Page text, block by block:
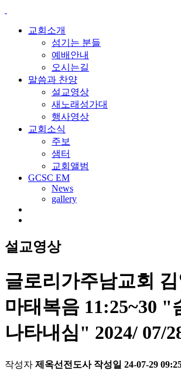
교회소개
섬기는 분들
예배안내
오시는길
말씀과 찬양
설교영상
새노래성가대
행사영상
교회소식
주보
샘터
교회앨범
GCSC EM
News
gallery
설교영상
글로리가주남교회
마태복음 11:25~30 "
나타내심" 2024/ 07/
작성자 제옥선전도사 작성일 24-07-29